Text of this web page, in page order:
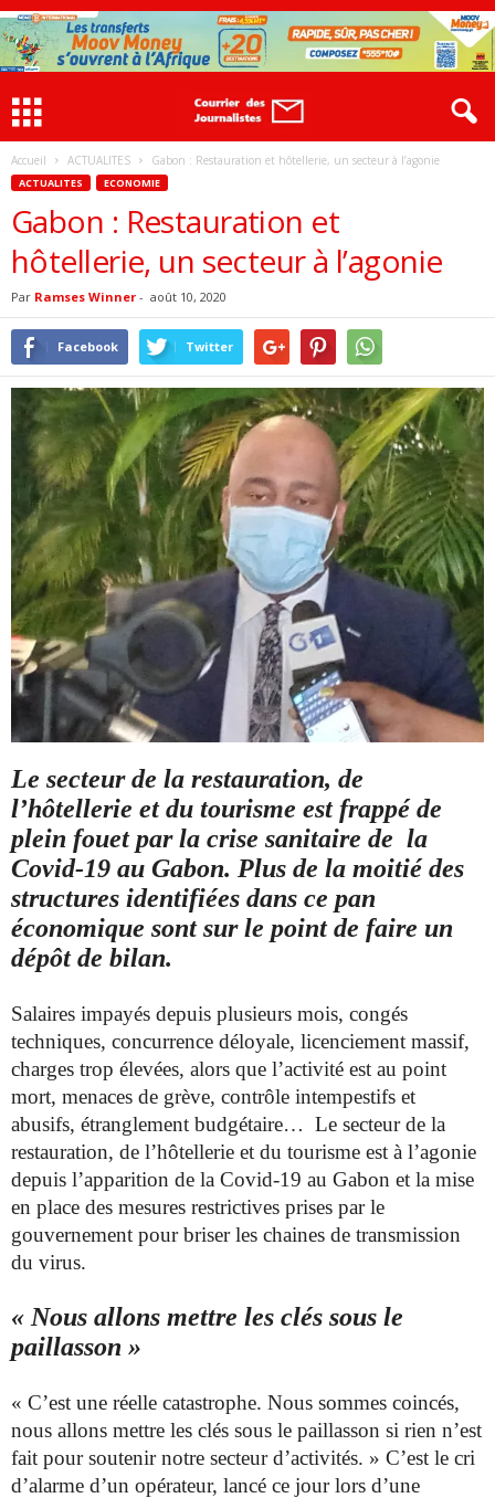
Accueil ACTUALITES Gabon : Restauration et hôtellerie, un secteur à l’agonie
ACTUALITES ECONOMIE
Gabon : Restauration et
hôtellerie, un secteur à l’agonie
Par Ramses Winner - août 10, 2020
Facebook Twitter
Le secteur de la restauration, de
l’hôtellerie et du tourisme est frappé de
plein fouet par la crise sanitaire de la
Covid-19 au Gabon. Plus de la moitié des
structures identifiées dans ce pan
économique sont sur le point de faire un
dépôt de bilan.
Salaires impayés depuis plusieurs mois, congés
techniques, concurrence déloyale, licenciement massif,
charges trop élevées, alors que l’activité est au point
mort, menaces de grève, contrôle intempestifs et
abusifs, étranglement budgétaire… Le secteur de la
restauration, de l’hôtellerie et du tourisme est à l’agonie
depuis l’apparition de la Covid-19 au Gabon et la mise
en place des mesures restrictives prises par le
gouvernement pour briser les chaines de transmission
du virus.
« Nous allons mettre les clés sous le
paillasson »
« C’est une réelle catastrophe. Nous sommes coincés,
nous allons mettre les clés sous le paillasson si rien n’est
fait pour soutenir notre secteur d’activités. » C’est le cri
d’alarme d’un opérateur, lancé ce jour lors d’une